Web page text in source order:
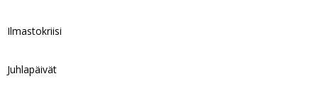
Ilmastokriisi
Juhlapäivät